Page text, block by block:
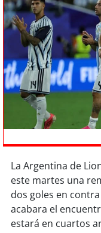
Deportes
Tecnología
Sostenibilidad
soychile
soyarica
soycalama
soyantofagasta
La Argentina de
este martes una
dos goles en
acabara el
estará en cuartos